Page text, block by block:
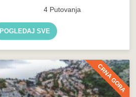
4 Putovanja
POGLEDAJ SVE
CRNA GORA